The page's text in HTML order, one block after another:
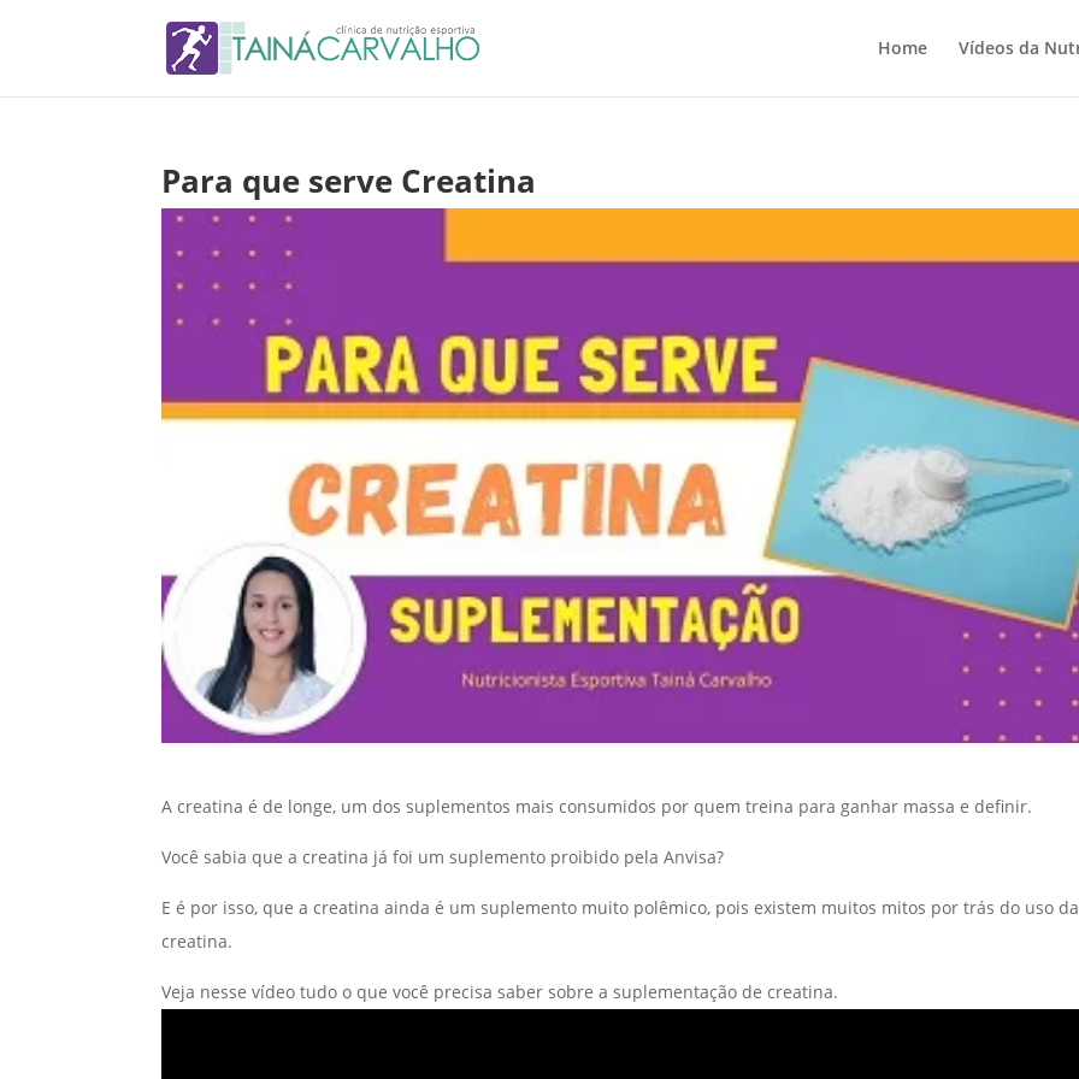
Home Vídeos da
Para que serve Creatina
A creatina é de longe, um dos suplementos mais consumidos por quem treina para ganhar massa e definir.
Você sabia que a creatina já foi um suplemento proibido pela Anvisa?
E é por isso, que a creatina ainda é um suplemento muito polêmico, pois existem muitos mitos por trás do uso da
creatina.
Veja nesse vídeo tudo o que você precisa saber sobre a suplementação de creatina.